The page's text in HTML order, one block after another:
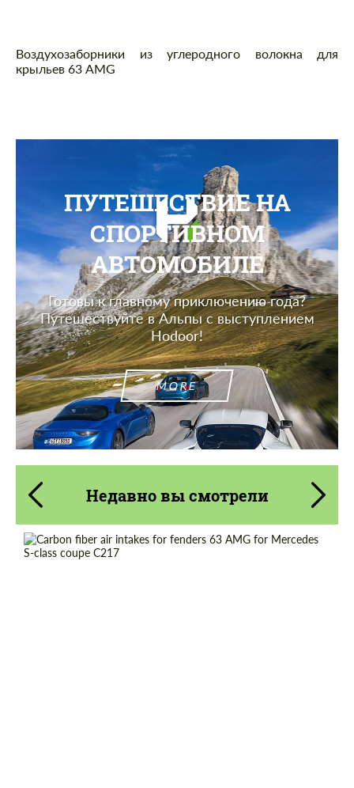
Описание
Воздухозаборники из углеродного волокна для
крыльев 63 AMG
ПУТЕШЕСТВИЕ НА
СПОРТИВНОМ
АВТОМОБИЛЕ
Готовы к главному приключению года?
Путешествуйте в Альпы с выступлением
Hodoor!
MORE
Недавно вы смотрели